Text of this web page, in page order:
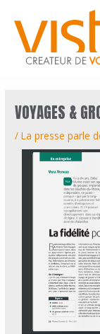
contenu
VOYAGES &
/La presse parle
des
articles